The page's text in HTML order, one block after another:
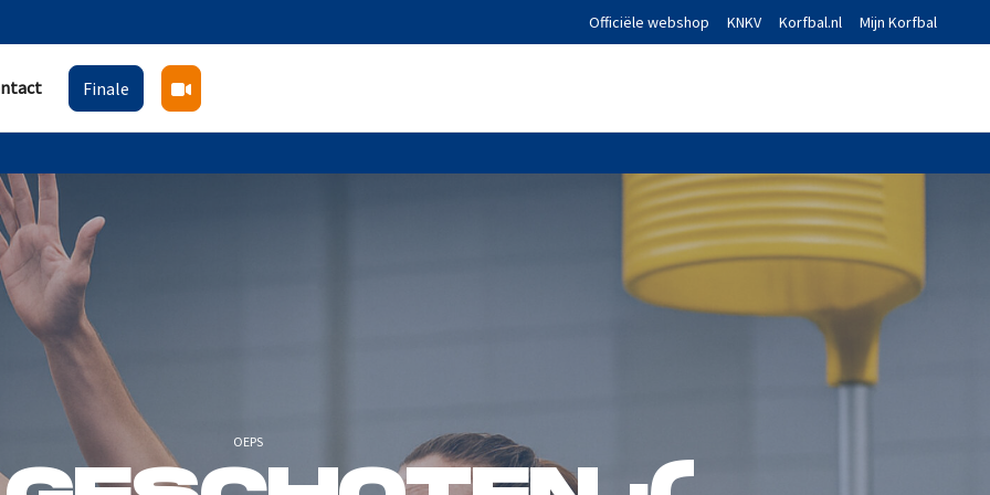
Officiële webshop KNKV Korfbal.nl Mijn Korfbal
Finale
OEPS